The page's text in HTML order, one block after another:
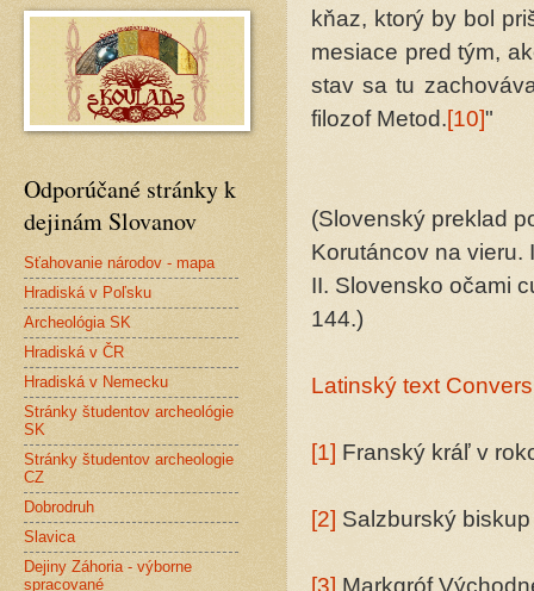
kňaz, ktorý by bol
mesiace pred tým,
stav sa tu
filozof Metod.[10]"
(Slovenský preklad
Korutáncov na vieru.
II. Slovensko očami
144.)
Latinský text
[1] Franský kráľ v
[2] Salzburský
Odporúčané stránky k
dejinám Slovanov
Sťahovanie národov - mapa
Hradiská v Poľsku
Archeológia SK
Hradiská v ČR
Hradiská v Nemecku
Stránky študentov archeológie
SK
Stránky študentov archeologie
CZ
Dobrodruh
Slavica
Dejiny Záhoria - výborne
spracované